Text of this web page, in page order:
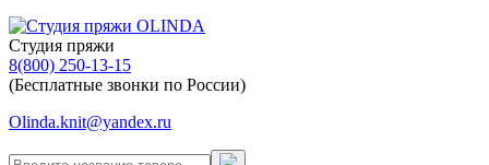
Студия пряжи
8(800) 250-13-15
(Бесплатные звонки по России)
Olinda.knit@yandex.ru